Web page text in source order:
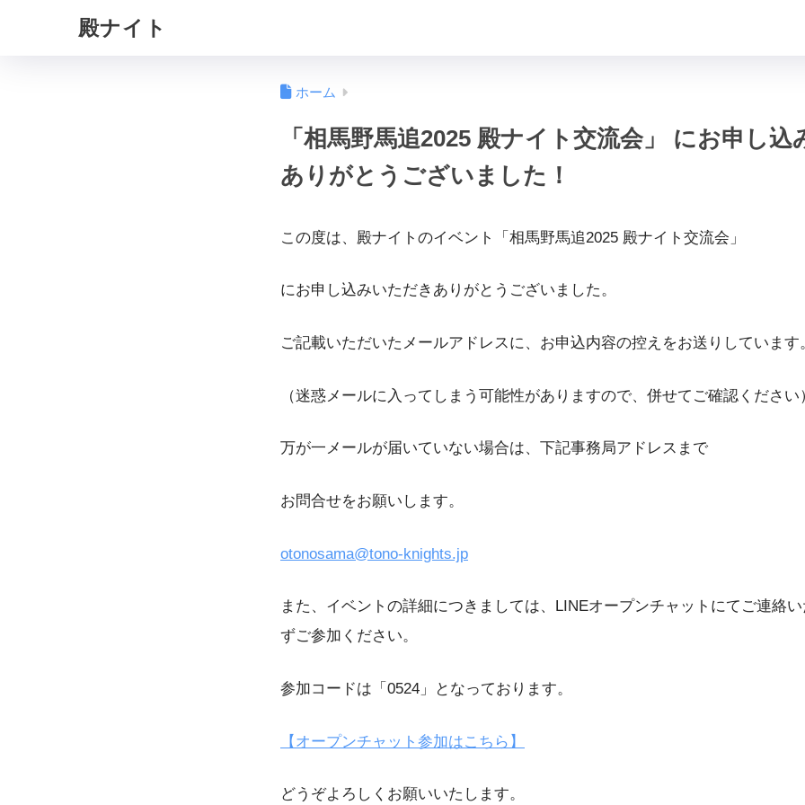
殿ナイト
ホーム
「相馬野馬追2025 殿ナイト交流会」 にお申し込
ありがとうございました！
この度は、殿ナイトのイベント「相馬野馬追2025 殿ナイト交流会」
にお申し込みいただきありがとうございました。
ご記載いただいたメールアドレスに、お申込内容の控えをお送りしています
（迷惑メールに入ってしまう可能性がありますので、併せてご確認ください
万が一メールが届いていない場合は、下記事務局アドレスまで
お問合せをお願いします。
otonosama@tono-knights.jp
また、イベントの詳細につきましては、LINEオープンチャットにてご連絡
ずご参加ください。
参加コードは「0524」となっております。
【オープンチャット参加はこちら】
どうぞよろしくお願いいたします。